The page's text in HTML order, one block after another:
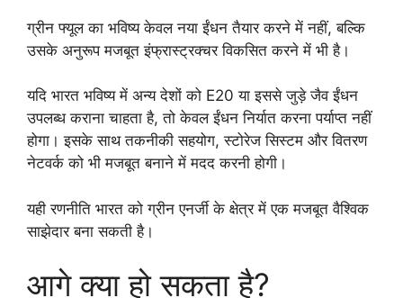
ग्रीन फ्यूल का भविष्य केवल नया ईंधन तैयार करने में नहीं, बल्कि
उसके अनुरूप मजबूत इंफ्रास्ट्रक्चर विकसित करने में भी है।
यदि भारत भविष्य में अन्य देशों को E20 या इससे जुड़े जैव ईंधन
उपलब्ध कराना चाहता है, तो केवल ईंधन निर्यात करना पर्याप्त नहीं
होगा। इसके साथ तकनीकी सहयोग, स्टोरेज सिस्टम और वितरण
नेटवर्क को भी मजबूत बनाने में मदद करनी होगी।
यही रणनीति भारत को ग्रीन एनर्जी के क्षेत्र में एक मजबूत वैश्विक
साझेदार बना सकती है।
आगे क्या हो सकता है?